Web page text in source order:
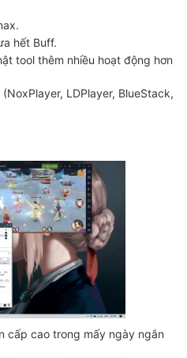
hết Buff.
tool thêm nhiều hoạt động hơn
LDPlayer, BlueStack,
cấp cao trong mấy ngày ngắn